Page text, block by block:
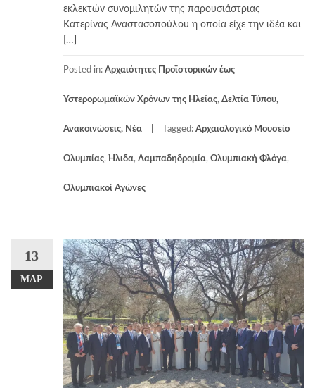
εκλεκτών συνομιλητών της παρουσιάστριας
Κατερίνας Αναστασοπούλου η οποία είχε την ιδέα και
[…]
Posted in: Αρχαιότητες Προϊστορικών έως
Υστερορωμαϊκών Χρόνων της Ηλείας, Δελτία Τύπου,
Ανακοινώσεις, Νέα Tagged: Αρχαιολογικό Μουσείο
Ολυμπίας, Ήλιδα, Λαμπαδηδρομία, Ολυμπιακή Φλόγα,
Ολυμπιακοί Αγώνες
13
ΜΑΡ